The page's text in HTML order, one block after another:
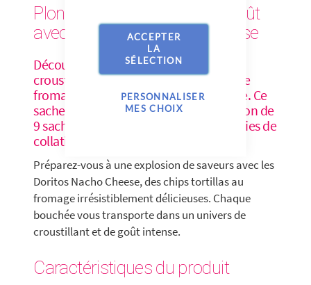
ACCEPTER
LA
SÉLECTION
PERSONNALISER
MES CHOIX
Plongez dans l'intensité du goût
avec les Doritos Nacho Cheese
Découvrez la fusion parfaite entre le
croustillant des nachos et l'explosion de
fromage avec les Doritos Nacho Cheese. Ce
sachet de 170g est conditionné en carton de
9 sachets pour satisfaire toutes vos envies de
collation.
Préparez-vous à une explosion de saveurs avec les
Doritos Nacho Cheese, des chips tortillas au
fromage irrésistiblement délicieuses. Chaque
bouchée vous transporte dans un univers de
croustillant et de goût intense.
Caractéristiques du produit